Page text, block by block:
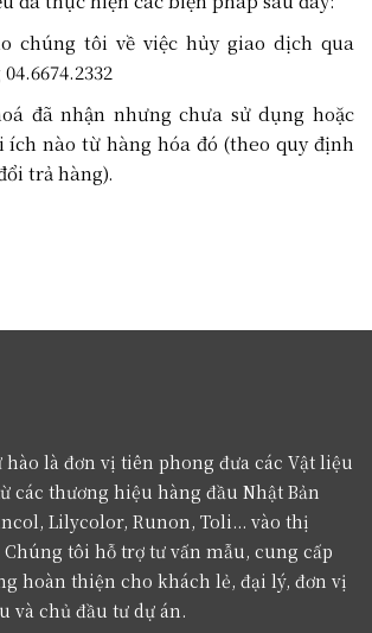
chúng tôi về việc hủy giao dịch qua
đã nhận nhưng chưa sử dụng hoặc
ích nào từ hàng hóa đó (theo quy định
trả hàng).
hào là đơn vị tiên phong đưa các Vật liệu
các thương hiệu hàng đầu Nhật Bản
Lilycolor, Runon, Toli... vào thị
tôi hỗ trợ tư vấn mẫu, cung cấp
hoàn thiện cho khách lẻ, đại lý, đơn vị
và chủ đầu tư dự án.